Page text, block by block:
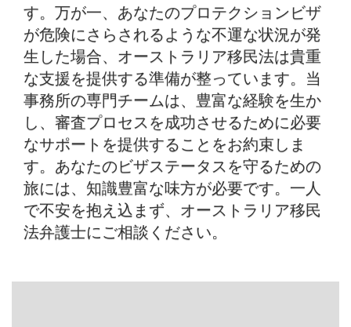
す。万が一、あなたのプロテクションビザ
が危険にさらされるような不運な状況が発
生した場合、オーストラリア移民法は貴重
な支援を提供する準備が整っています。当
事務所の専門チームは、豊富な経験を生か
し、審査プロセスを成功させるために必要
なサポートを提供することをお約束しま
す。あなたのビザステータスを守るための
旅には、知識豊富な味方が必要です。一人
で不安を抱え込まず、オーストラリア移民
法弁護士にご相談ください。